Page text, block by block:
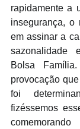
rapidamente a
insegurança, o
em assinar a
sazonalidade
Bolsa
provocação
foi
fizéssemos